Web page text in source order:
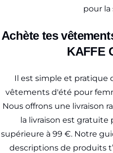
pour la
Achète tes
KAFFE
Il est simple et pratique
vêtements d'été pour
Nous offrons une livraison
la livraison est
supérieure à 99 €. Notre
descriptions de produits